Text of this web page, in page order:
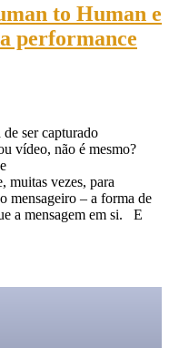
to Human e
performance
ser capturado
vídeo, não é mesmo?
muitas vezes, para
mensageiro – a forma de
a mensagem em si. E